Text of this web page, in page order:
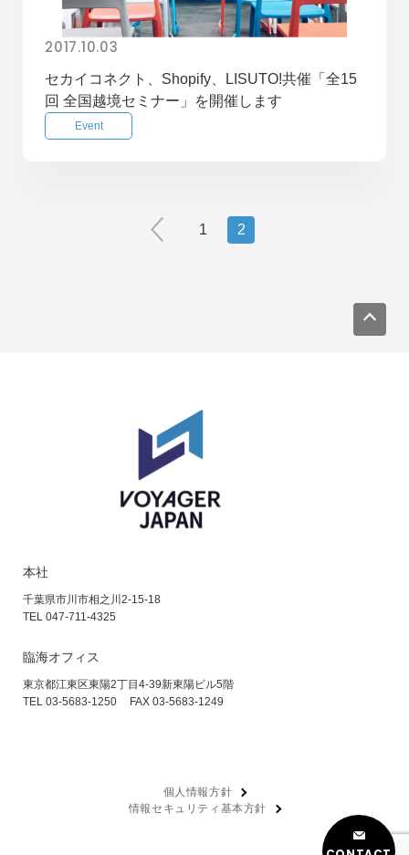
2017.10.03
セカイコネクト、Shopify、LISUTO!共催「全15
回 全国越境セミナー」を開催します
Event
1 2
本社
千葉県市川市相之川2-15-18
TEL 047-711-4325
臨海オフィス
東京都江東区東陽2丁目4-39新東陽ビル5階
TEL 03-5683-1250
FAX 03-5683-1249
個人情報方針
情報セキュリティ基本方針